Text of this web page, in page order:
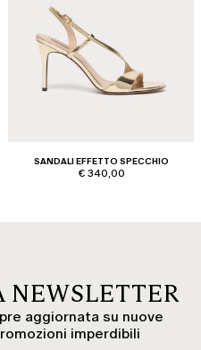
SANDALI EFFETTO SPECCHIO
€ 340,00
NEWSLETTER
aggiornata su nuove
imperdibili